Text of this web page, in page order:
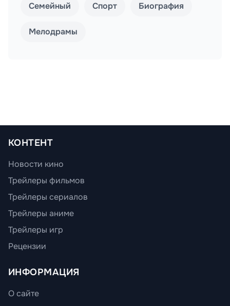
Семейный Спорт Биография
Мелодрамы
КОНТЕНТ
Новости кино
Трейлеры фильмов
Трейлеры сериалов
Трейлеры аниме
Трейлеры игр
Рецензии
ИНФОРМАЦИЯ
О сайте